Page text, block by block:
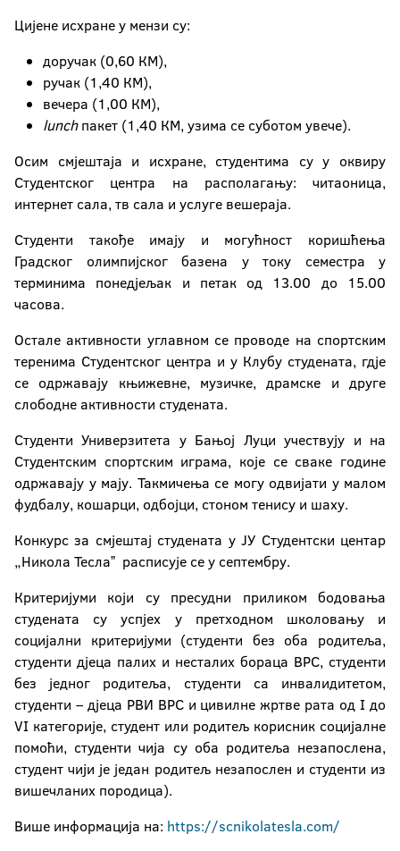
Електронска пријава
Цијене исхране у мензи су:
доручак (0,60 КМ),
ручак (1,40 КМ),
вечера (1,00 КМ),
lunchпакет (1,40 КМ, узима се суботом увече).
Осим смјештаја и исхране, студентима су у оквиру
Студентског центра на располагању: читаоница,
интернет сала, тв сала и услуге вешераја.
Студенти такође имају и могућност коришћења
Градског олимпијског базена у току семестра у
терминима понедјељак и петак од 13.00 до 15.00
часова.
Остале активности углавном се проводе на спортским
теренима Студентског центра и у Клубу студената, гдје
се одржавају књижевне, музичке, драмске и друге
слободне активности студената.
Студенти Универзитета у Бањој Луци учествују и на
Студентским спортским играма, које се сваке године
одржавају у мају. Такмичења се могу одвијати у малом
фудбалу, кошарци, одбојци, стоном тенису и шаху.
Конкурс за смјештај студената у ЈУ Студентски центар
„Никола Теслаˮ расписује се у септембру.
Критеријуми који су пресудни приликом бодовања
студената су успјех у претходном школовању и
социјални критеријуми (студенти без оба родитеља,
студенти дјеца палих и несталих бораца ВРС, студенти
без једног родитеља, студенти са инвалидитетом,
студенти – дјеца РВИ ВРС и цивилне жртве рата од I до
VI категорије, студент или родитељ корисник социјалне
помоћи, студенти чија су оба родитеља незапослена,
студент чији је један родитељ незапослен и студенти из
вишечланих породица).
Више информација на: https://scnikolatesla.com/